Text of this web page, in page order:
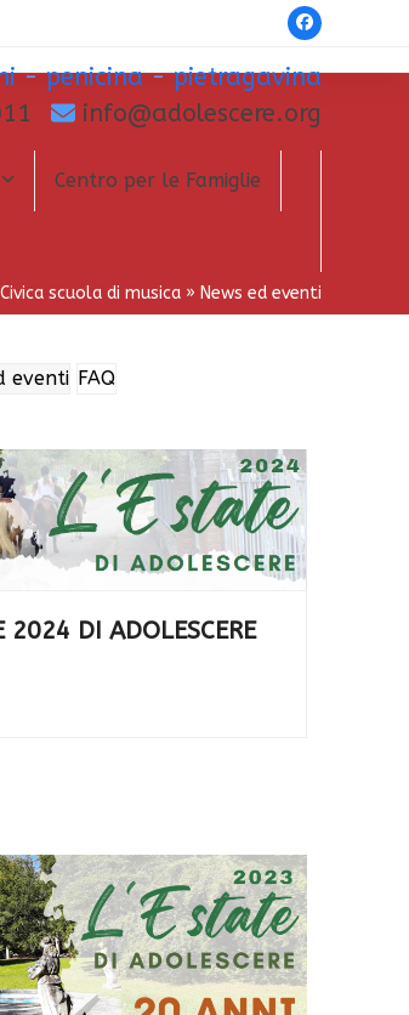
Facebook
-penicina-pietragavina
info@adolescere.org
Centro per le Famiglie
Civica scuola di musica » News ed eventi
eventi FAQ
2024 DI ADOLESCERE